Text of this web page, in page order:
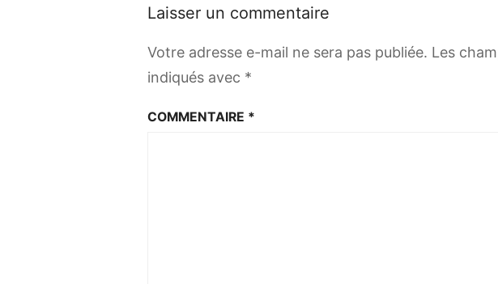
Laisser un commentaire
Votre adresse e-mail ne sera pas publiée. Les
indiqués avec *
COMMENTAIRE *